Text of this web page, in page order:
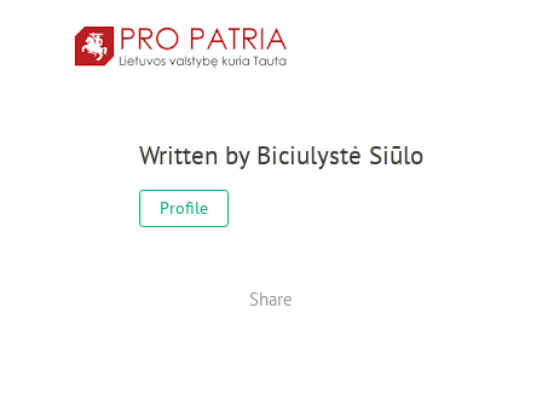
Written by Biciulystė Siūlo
Profile
Share